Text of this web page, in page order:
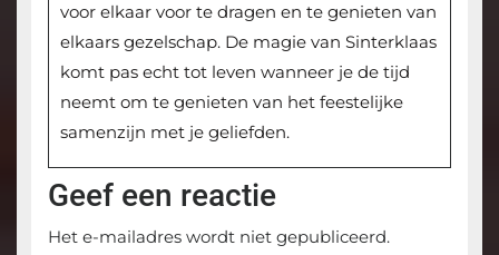
voor elkaar voor te dragen en te genieten van
elkaars gezelschap. De magie van Sinterklaas
komt pas echt tot leven wanneer je de tijd
neemt om te genieten van het feestelijke
samenzijn met je geliefden.
Geef een reactie
Het e-mailadres wordt niet gepubliceerd.